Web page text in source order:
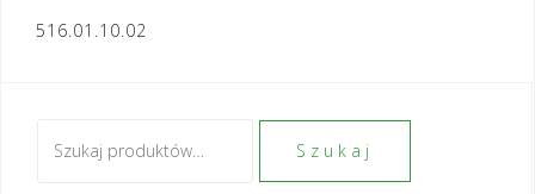
Nawigacja
516.01.10.02
Szukaj